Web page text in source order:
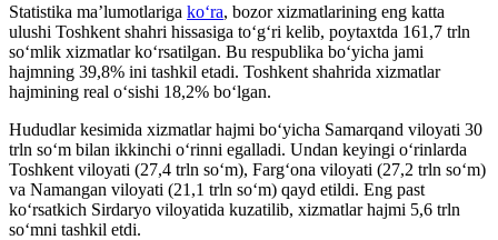
Statistika ma’lumotlariga ko‘ra, bozor xizmatlarining eng katta
ulushi Toshkent shahri hissasiga to‘g‘ri kelib, poytaxtda 161,7 trln
so‘mlik xizmatlar ko‘rsatilgan. Bu respublika bo‘yicha jami
hajmning 39,8% ini tashkil etadi. Toshkent shahrida xizmatlar
hajmining real o‘sishi 18,2% bo‘lgan.
Hududlar kesimida xizmatlar hajmi bo‘yicha Samarqand viloyati 30
trln so‘m bilan ikkinchi o‘rinni egalladi. Undan keyingi o‘rinlarda
Toshkent viloyati (27,4 trln so‘m), Farg‘ona viloyati (27,2 trln so‘m)
va Namangan viloyati (21,1 trln so‘m) qayd etildi. Eng past
ko‘rsatkich Sirdaryo viloyatida kuzatilib, xizmatlar hajmi 5,6 trln
so‘mni tashkil etdi.